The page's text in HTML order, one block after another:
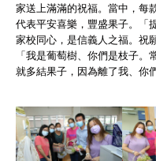
家送上滿滿的祝福。當中，每
代表平安喜樂，豐盛果子。「
家校同心，是信義人之福。祝
「我是葡萄樹、你們是枝子
就多結果子，因為離了我、你